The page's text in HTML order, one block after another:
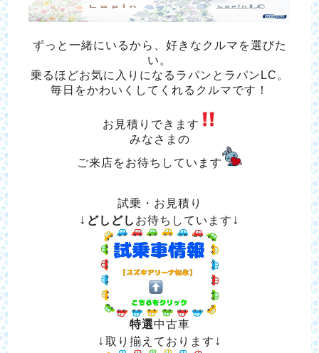
ずっと一緒にいるから、好きなクルマを選びた
い。
乗るほどお気に入りになるラパンとラパンLC。
毎日をかわいくしてくれるクルマです！
お見積りできます
みなさまの
ご来店をお待ちしています
試乗・お見積り
↓ どしどし お待ちしています ↓
特選中古車
↓ 取り揃えております ↓